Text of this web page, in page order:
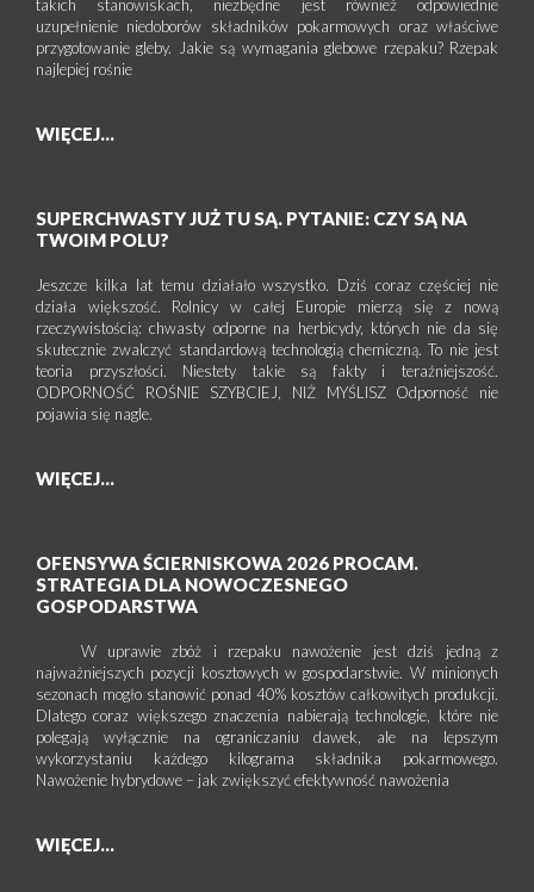
takich stanowiskach, niezbędne jest również odpowiednie
uzupełnienie niedoborów składników pokarmowych oraz właściwe
przygotowanie gleby. Jakie są wymagania glebowe rzepaku? Rzepak
najlepiej rośnie
WIĘCEJ...
SUPERCHWASTY JUŻ TU SĄ. PYTANIE: CZY SĄ NA
TWOIM POLU?
Jeszcze kilka lat temu działało wszystko. Dziś coraz częściej nie
działa większość. Rolnicy w całej Europie mierzą się z nową
rzeczywistością: chwasty odporne na herbicydy, których nie da się
skutecznie zwalczyć standardową technologią chemiczną. To nie jest
teoria przyszłości. Niestety takie są fakty i teraźniejszość.
ODPORNOŚĆ ROŚNIE SZYBCIEJ, NIŻ MYŚLISZ Odporność nie
pojawia się nagle.
WIĘCEJ...
OFENSYWA ŚCIERNISKOWA 2026 PROCAM.
STRATEGIA DLA NOWOCZESNEGO
GOSPODARSTWA
W uprawie zbóż i rzepaku nawożenie jest dziś jedną z
najważniejszych pozycji kosztowych w gospodarstwie. W minionych
sezonach mogło stanowić ponad 40% kosztów całkowitych produkcji.
Dlatego coraz większego znaczenia nabierają technologie, które nie
polegają wyłącznie na ograniczaniu dawek, ale na lepszym
wykorzystaniu każdego kilograma składnika pokarmowego.
Nawożenie hybrydowe – jak zwiększyć efektywność nawożenia
WIĘCEJ...